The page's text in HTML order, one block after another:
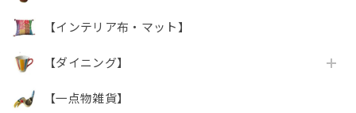
【インテリア布・マット】
【ダイニング】
【一点物雑貨】